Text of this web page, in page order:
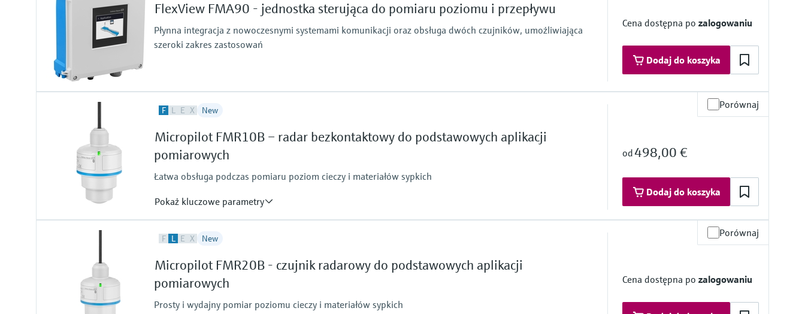
FlexView FMA90 - jednostka sterująca do pomiaru poziomu i przepływu
Płynna integracja z nowoczesnymi systemami komunikacji oraz obsługa dwóch czujników, umożliwiająca
szeroki zakres zastosowań
Cena dostępna po zalogowaniu
Dodaj do koszyka
F L E X New Porównaj
Micropilot FMR10B – radar bezkontaktowy do podstawowych aplikacji
pomiarowych
Łatwa obsługa podczas pomiaru poziom cieczy i materiałów sypkich
Pokaż kluczowe parametry
od498,00 €
Dodaj do koszyka
Błąd pomiaru
Solids:+/- 10 mm (0.39")
Temperatura procesu
-40…+60°C
Absolutne ciśnienie medium / Wartość graniczna nadciśnienia
Główne części wchodzące w kontakt z medium
PVDF, PBT/PC
F L E X New Porównaj
Micropilot FMR20B - czujnik radarowy do podstawowych aplikacji
pomiarowych
Prosty i wydajny pomiar poziomu cieczy i materiałów sypkich
Cena dostępna po zalogowaniu